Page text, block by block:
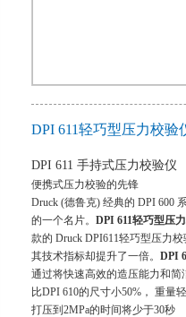
DPI 611轻巧型压力校验
DPI 611 手持式压力校验仪
便携式压力校验的先锋
Druck (德鲁克) 经典的 DPI 600
的一个名片。 DPI 611轻巧型压
款的 Druck DPI611轻巧型压力
其技术指标却提升了一倍。 DPI
通过将快速高效的造压能力和简洁
比DPI 610的尺寸小50%， 重量
打压到2MPa的时间将少于30秒